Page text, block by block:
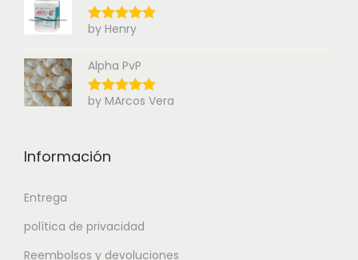
by Henry
Alpha PvP
by MArcos Vera
Información
Entrega
política de privacidad
Reembolsos y devoluciones